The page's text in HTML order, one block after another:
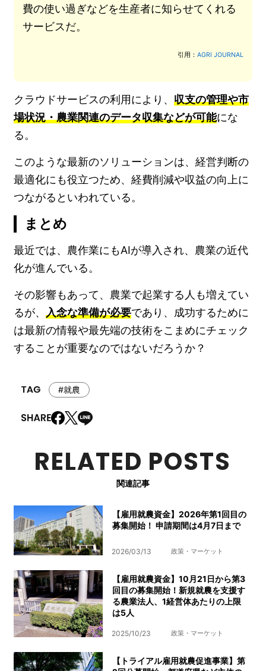
費の使い過ぎなどを生産者に知らせてくれる
サービスだ。
引用： AGRI JOURNAL
クラウドサービスの利用により、収支の管理や市
場状況・農業関連のデータ収集などが可能にな
る。
このような最新のソリューションは、経営判断の
最適化にも役立つため、経費削減や収益の向上に
つながるといわれている。
まとめ
最近では、農作業にもAIが導入され、農業の近代
化が進んでいる。
その影響もあって、農業で起業する人も増えてい
るが、入念な準備が必要であり、成功するために
は最新の情報や最先端の技術をこまめにチェック
することが重要なのではないだろうか？
#就農
RELATED POSTS
関連記事
【雇用就農資金】2026年第1回目の
募集開始！ 申請期間は4月7日まで
2026/03/13 政策・マーケット
【雇用就農資金】10月21日から第3
回目の募集開始！新規就農を支援す
る農業法人、1経営体あたりの上限
は5人
2025/10/23 政策・マーケット
【トライアル雇用就農促進事業】第